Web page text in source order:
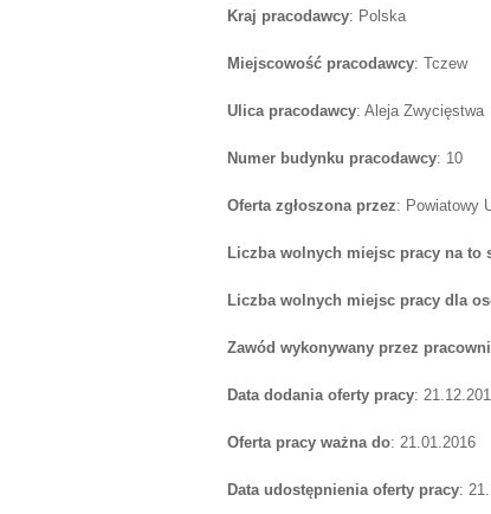
Kraj pracodawcy: Polska
Miejscowość pracodawcy: Tczew
Ulica pracodawcy: Aleja Zwycięstwa
Numer budynku pracodawcy: 10
Oferta zgłoszona przez: Powiatowy
Liczba wolnych miejsc pracy na to
Liczba wolnych miejsc pracy dla
Zawód wykonywany przez
Data dodania oferty pracy:
Oferta pracy ważna do: 21.01.2016
Data udostępnienia oferty pracy: